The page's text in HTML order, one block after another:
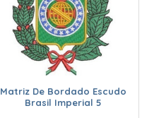
Matriz De Bordado Escudo
Brasil Imperial 5